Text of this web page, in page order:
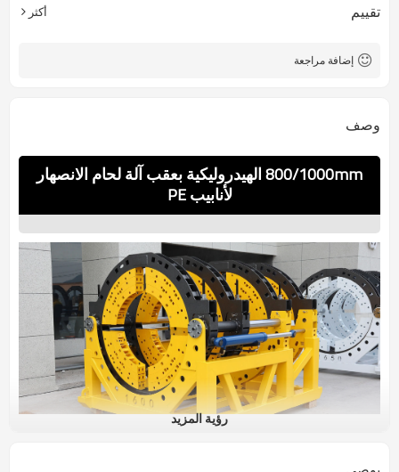
تقييم أكثر
إضافة مراجعة
وصف
800/1000mm الهيدروليكية بعقب آلة لحام الانصهار
لأنابيب PE
رؤية المزيد